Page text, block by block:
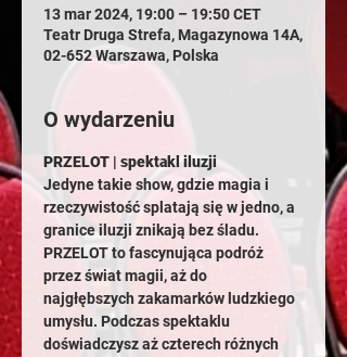
13 mar 2024, 19:00 – 19:50 CET
Teatr Druga Strefa, Magazynowa 14A,
02-652 Warszawa, Polska
O wydarzeniu
PRZELOT | spektakl iluzji
Jedyne takie show, gdzie magia i
rzeczywistość splatają się w jedno, a
granice iluzji znikają bez śladu.
PRZELOT to fascynująca podróż
przez świat magii, aż do
najgłębszych zakamarków ludzkiego
umysłu. Podczas spektaklu
doświadczysz aż czterech różnych